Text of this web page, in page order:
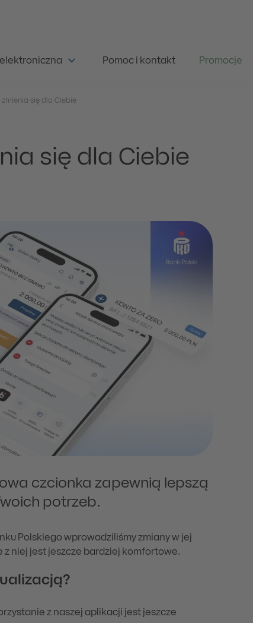
Pomoc i kontakt Promocje
zmienia się dla Ciebie
się dla Ciebie
czcionka zapewnią lepszą
potrzeb.
Polskiego wprowadziliśmy zmiany w jej
niej jest jeszcze bardziej komfortowe.
z naszej aplikacji jest jeszcze